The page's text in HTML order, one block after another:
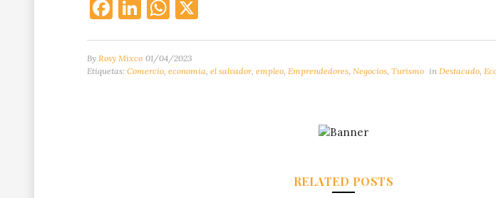
Facebook
LinkedIn
WhatsApp
By Rosy Mixco 01/04/2023
Etiquetas: Comercio, economia, el salvador, empleo, Emprendedores, Negocios, Turismo in Destacado,
RELATED POSTS